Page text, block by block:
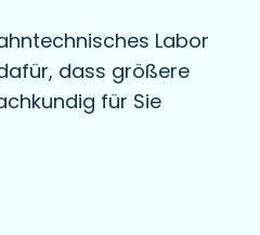
Labor
dass größere
für Sie